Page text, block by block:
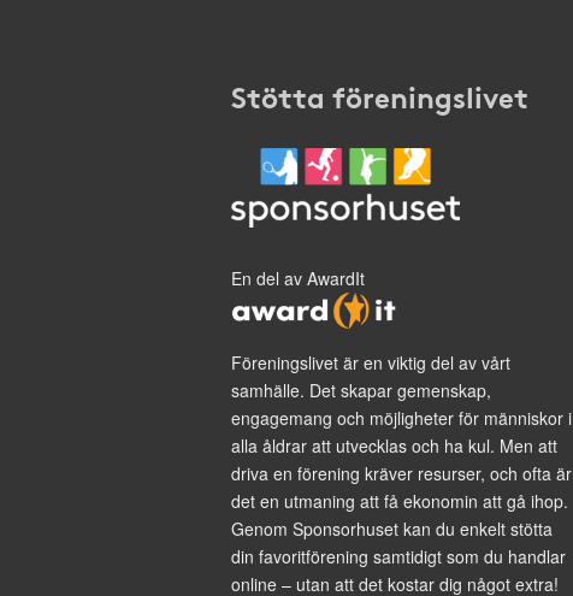
Stötta föreningslivet
En del av AwardIt
Föreningslivet är en viktig del av vårt
samhälle. Det skapar gemenskap,
engagemang och möjligheter för människor i
alla åldrar att utvecklas och ha kul. Men att
driva en förening kräver resurser, och ofta är
det en utmaning att få ekonomin att gå ihop.
Genom Sponsorhuset kan du enkelt stötta
din favoritförening samtidigt som du handlar
online – utan att det kostar dig något extra!